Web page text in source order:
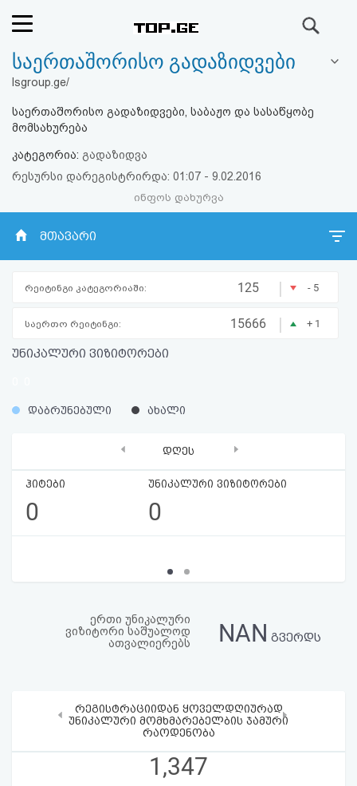
რეიტინგი
კითხვა-
პასუხი
რეგისტრაცია
HTML
სალიცენზიო
შეთანხმება
საერთაშორისო გადაზიდვები
lsgroup.ge/
საერთაშორისო გადაზიდვები, საბაჟო და სასაწყობე
მომსახურება
კატეგორია: გადაზიდვა
რესურსი დარეგისტრირდა: 01:07 - 9.02.2016
ინფოს დახურვა
მთავარი
რეიტინგი კატეგორიაში: 125 | - 5
საერთო რეიტინგი: 15666 | + 1
უნიკალური ვიზიტორები
%
% დაბრუნებული ახალი
დღეს
ჰიტები
0
უნიკალური ვიზიტორები
0
‹ ›
ერთი უნიკალური
ვიზიტორი საშუალოდ
ათვალიერებს
NAN გვერდს
რეგისტრაციიდან ყოველდღიურად
უნიკალური მომხმარებელბის ჯამური
რაოდენობა
1,347
‹ ›